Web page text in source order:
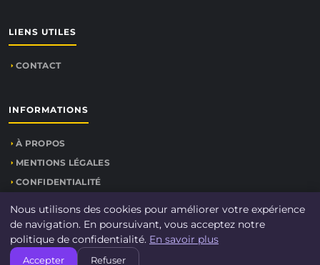
LIENS UTILES
CONTACT
INFORMATIONS
À PROPOS
MENTIONS LÉGALES
CONFIDENTIALITÉ
Nous utilisons des cookies pour améliorer votre expérience
de navigation. En poursuivant, vous acceptez notre
politique de confidentialité. En savoir plus
Accepter Refuser